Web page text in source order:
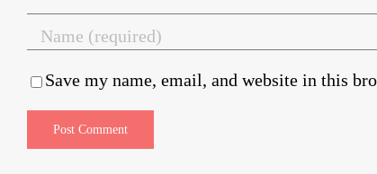
Save my name, email, and website in this